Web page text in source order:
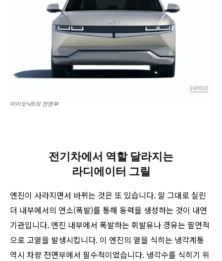
아이오닉5의 전면부
전기차에서 역할 달라지는
라디에이터 그릴
엔진이 사라지면서 바뀌는 것은 또 있습니다. 말 그대로 실린
더 내부에서의 연소(폭발)를 통해 동력을 생성하는 것이 내연
기관입니다. 엔진 내부에서 폭발하는 휘발유나 경유는 필연적
으로 고열을 발생시킵니다. 이 엔진의 열을 식히는 냉각계통
역시 차량 전면부에서 필수적이었습니다. 냉각수를 식히기 위